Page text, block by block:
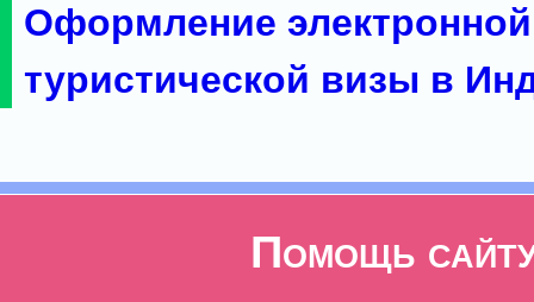
Оформление электронной
туристической визы в
Помощь